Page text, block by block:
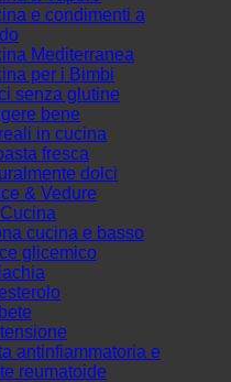
e condimenti a
Mediterranea
per i Bimbi
senza glutine
bene
in cucina
fresca
dolci
& Vedure
cucina e basso
glicemico
antinfiammatoria e
reumatoide